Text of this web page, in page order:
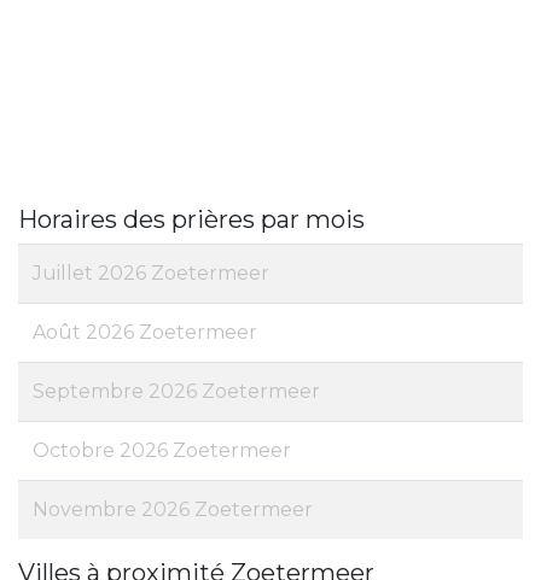
Horaires des prières par mois
Juillet 2026 Zoetermeer
Août 2026 Zoetermeer
Septembre 2026 Zoetermeer
Octobre 2026 Zoetermeer
Novembre 2026 Zoetermeer
Villes à proximité Zoetermeer